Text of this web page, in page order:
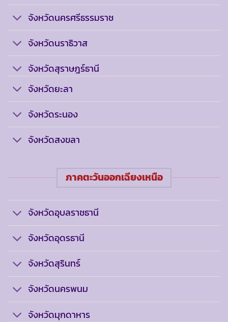
จังหวัดนครศรีธรรมราช
จังหวัดนราธิวาส
จังหวัดสุราษฎร์ธานี
จังหวัดยะลา
จังหวัดระนอง
จังหวัดสงขลา
ภาคตะวันออกเฉียงเหนือ
จังหวัดอุบลราชธานี
จังหวัดอุดรธานี
จังหวัดสุรินทร์
จังหวัดนครพนม
จังหวัดมุกดาหาร